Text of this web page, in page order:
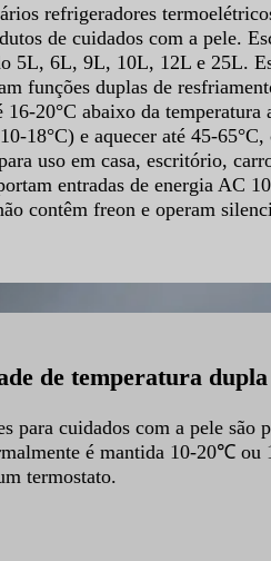
refrigeradores
de cuidados com a pele.
5L, 6L, 9L, 10L, 12L e 25L.
funções duplas de
16-20°C abaixo da temperatura
18°C) e aquecer até 45-
uso em casa, escritório,
entradas de energia AC
contêm freon e operam
de temperatura dupla
para cuidados com a pele
é mantida 10-20℃
termostato.